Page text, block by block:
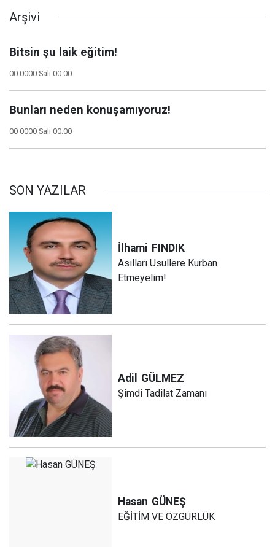
Arşivi
Bitsin şu laik eğitim!
00 0000 Salı 00:00
Bunları neden konuşamıyoruz!
00 0000 Salı 00:00
SON YAZILAR
İlhami FINDIK
Asılları Usullere Kurban
Etmeyelim!
Adil GÜLMEZ
Şimdi Tadilat Zamanı
Hasan GÜNEŞ
EĞİTİM VE ÖZGÜRLÜK